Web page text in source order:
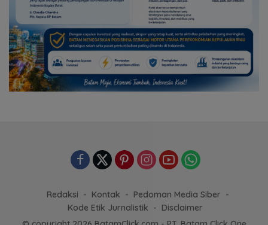
Redaksi Kontak
Pedoman Media Siber
Kode Etik Jurnalistik
Disclaimer